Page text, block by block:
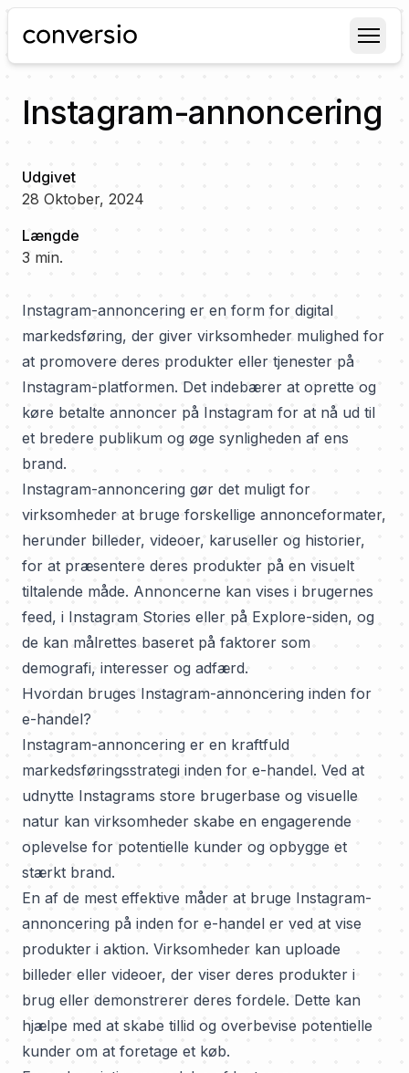
Conversio
Instagram-annoncering
Udgivet
28 Oktober, 2024
Længde
3 min.
Instagram-annoncering er en form for digital
markedsføring, der giver virksomheder mulighed for
at promovere deres produkter eller tjenester på
Instagram-platformen. Det indebærer at oprette og
køre betalte annoncer på Instagram for at nå ud til
et bredere publikum og øge synligheden af ens
brand.
Instagram-annoncering gør det muligt for
virksomheder at bruge forskellige annonceformater,
herunder billeder, videoer, karuseller og historier,
for at præsentere deres produkter på en visuelt
tiltalende måde. Annoncerne kan vises i brugernes
feed, i Instagram Stories eller på Explore-siden, og
de kan målrettes baseret på faktorer som
demografi, interesser og adfærd.
Hvordan bruges Instagram-annoncering inden for
e-handel?
Instagram-annoncering er en kraftfuld
markedsføringsstrategi inden for e-handel. Ved at
udnytte Instagrams store brugerbase og visuelle
natur kan virksomheder skabe en engagerende
oplevelse for potentielle kunder og opbygge et
stærkt brand.
En af de mest effektive måder at bruge Instagram-
annoncering på inden for e-handel er ved at vise
produkter i aktion. Virksomheder kan uploade
billeder eller videoer, der viser deres produkter i
brug eller demonstrerer deres fordele. Dette kan
hjælpe med at skabe tillid og overbevise potentielle
kunder om at foretage et køb.